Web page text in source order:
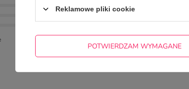
0
Zgodne z opisem
2020-05-25
Reklamowe pliki cookie
POTWIERDZAM WYMAGANE